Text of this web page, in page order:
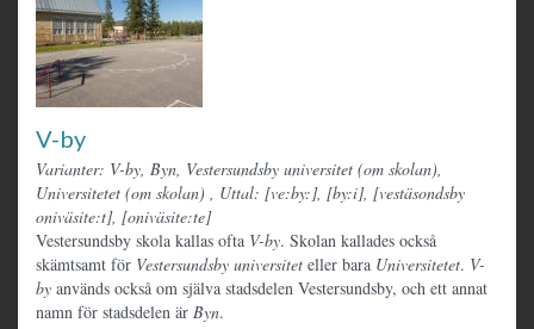
V-by
Varianter: V-by, Byn, Vestersundsby universitet (om skolan),
Universitetet (om skolan) , Uttal: [ve:by:], [by:i], [vestäsondsby
oniväsite:t], [oniväsite:te]
Vestersundsby skola kallas ofta V-by. Skolan kallades också
skämtsamt för Vestersundsby universitet eller bara Universitetet. V-
by används också om själva stadsdelen Vestersundsby, och ett annat
namn för stadsdelen är Byn.